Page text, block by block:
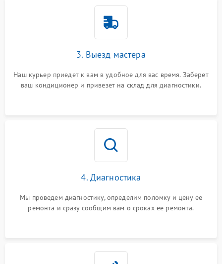
3. Выезд мастера
Наш курьер приедет к вам в удобное для вас время. Заберет
ваш кондиционер и привезет на склад для диагностики.
4. Диагностика
Мы проведем диагностику, определим поломку и цену ее
ремонта и сразу сообщим вам о сроках ее ремонта.